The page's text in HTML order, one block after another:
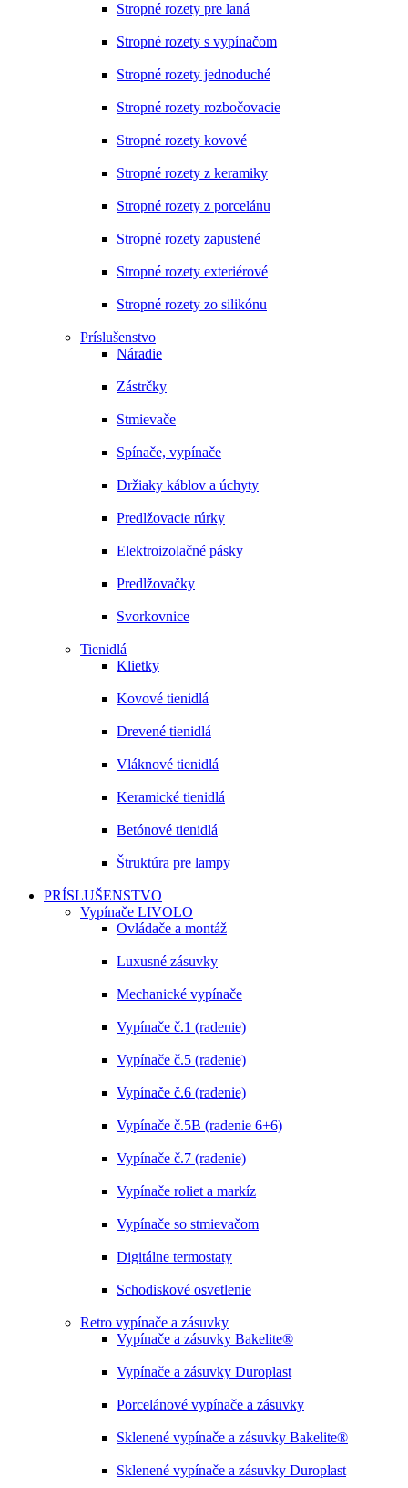
Stropné rozety pre laná
Stropné rozety s vypínačom
Stropné rozety jednoduché
Stropné rozety rozbočovacie
Stropné rozety kovové
Stropné rozety z keramiky
Stropné rozety z porcelánu
Stropné rozety zapustené
Stropné rozety exteriérové
Stropné rozety zo silikónu
Príslušenstvo
Náradie
Zástrčky
Stmievače
Spínače, vypínače
Držiaky káblov a úchyty
Predlžovacie rúrky
Elektroizolačné pásky
Predlžovačky
Svorkovnice
Tienidlá
Klietky
Kovové tienidlá
Drevené tienidlá
Vláknové tienidlá
Keramické tienidlá
Betónové tienidlá
Štruktúra pre lampy
PRÍSLUŠENSTVO
Vypínače LIVOLO
Ovládače a montáž
Luxusné zásuvky
Mechanické vypínače
Vypínače č.1 (radenie)
Vypínače č.5 (radenie)
Vypínače č.6 (radenie)
Vypínače č.5B (radenie 6+6)
Vypínače č.7 (radenie)
Vypínače roliet a markíz
Vypínače so stmievačom
Digitálne termostaty
Schodiskové osvetlenie
Retro vypínače a zásuvky
Vypínače a zásuvky Bakelite®
Vypínače a zásuvky Duroplast
Porcelánové vypínače a zásuvky
Sklenené vypínače a zásuvky Bakelite®
Sklenené vypínače a zásuvky Duroplast